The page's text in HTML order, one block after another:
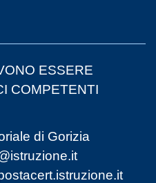
ESSERE
COMPETENTI
di Gorizia